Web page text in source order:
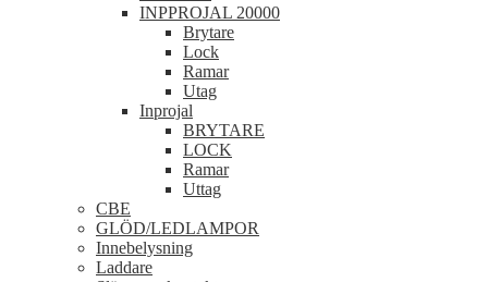
INPPROJAL 20000
Brytare
Lock
Ramar
Utag
Inprojal
BRYTARE
LOCK
Ramar
Uttag
CBE
GLÖD/LEDLAMPOR
Innebelysning
Laddare